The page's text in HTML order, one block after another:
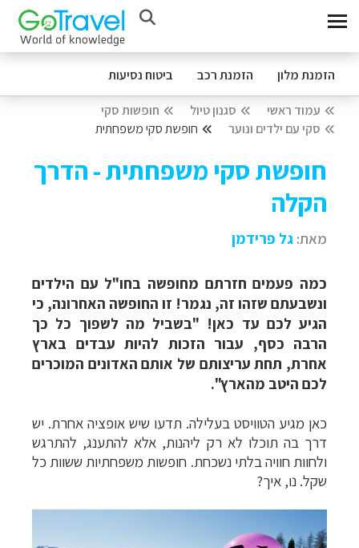
הזמנת מלון הזמנת רכב ביטוח נסיעות
עמוד ראשי סגנון טיול
חופשות סקי
סקי עם ילדים ונוער
חופשת סקי משפחתית
חופשת סקי משפחתית - הדרך
הקלה
מאת: גל פרידמן
כמה פעמים חזרתם מחופשה בחו"ל עם הילדים
ונשבעתם שזהו זה, נגמר! זו החופשה האחרונה, כי
הגיע לכם עד כאן! "בשביל מה לשפוך כל כך
הרבה כסף, עבור הזכות להיות עבדים בארץ
אחרת, תחת עריצותם של אותם האדונים המוכרים
לכם היטב מהארץ".
כאן מגיע הטוויסט בעלילה. תדעו שיש אופציה אחרת. יש
דרך בה תוכלו לא רק ליהנות, אלא להתענג, להתרגש
ולחוות חוויה בלתי נשכחת. חופשות משפחתיות ששוות כל
שקל. נו, איך?